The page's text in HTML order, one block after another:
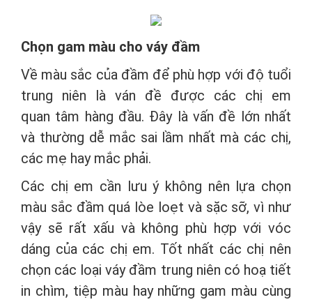
Chọn gam màu cho váy đầm
Về màu sắc của đầm để phù hợp với độ tuổi
trung niên là ván đề được các chị em
quan tâm hàng đầu. Đây là vấn đề lớn nhất
và thường dễ mắc sai lầm nhất mà các chị,
các mẹ hay mắc phải.
Các chị em cần lưu ý không nên lựa chọn
màu sắc đầm quá lòe loẹt và sặc sỡ, vì như
vậy sẽ rất xấu và không phù hợp với vóc
dáng của các chị em. Tốt nhất các chị nên
chọn các loại váy đầm trung niên có hoạ tiết
in chìm, tiệp màu hay những gam màu cùng